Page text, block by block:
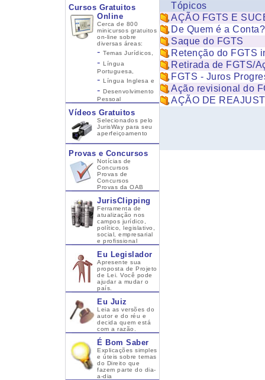
Cursos Gratuitos
Online
Cerca de 800
minicursos gratuitos
on-line sobre
diversas áreas:
- Temas Jurídicos,
- Língua
Portuguesa,
- Língua Inglesa e
- Desenvolvimento
Pessoal
Vídeos Gratuitos
Selecionados pelo
JurisWay para seu
aperfeiçoamento
Provas e Concursos
Notícias de
Concursos
Provas de
Concursos
Provas da OAB
JurisClipping
Ferramenta de
atualização nos
campos jurídico,
político, legislativo,
social, empresarial
e profissional
Eu Legislador
Apresente sua
proposta de Projeto
de Lei. Você pode
ajudar a mudar o
país.
Eu Juiz
Leia as versões do
autor e do réu e
decida quem está
com a razão.
É Bom Saber
Explicações simples
e úteis sobre temas
do Direito que
fazem parte do dia-
a-dia
Tópicos
AÇÃO FGTS E
De Quem é a Conta?
Saque do FGTS
Retenção do FGTS
Retirada de FGTS/
FGTS - Juros
Ação revisional do
AÇÃO DE